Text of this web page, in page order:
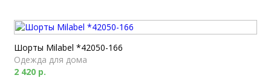
Шорты Milabel *42050-166
Одежда для дома
2 420 р.